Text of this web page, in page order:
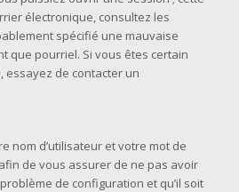
électronique, consultez les
spécifié une mauvaise
que pourriel. Si vous êtes certain
essayez de contacter un
nom d’utilisateur et votre mot de
de vous assurer de ne pas avoir
de configuration et qu’il soit